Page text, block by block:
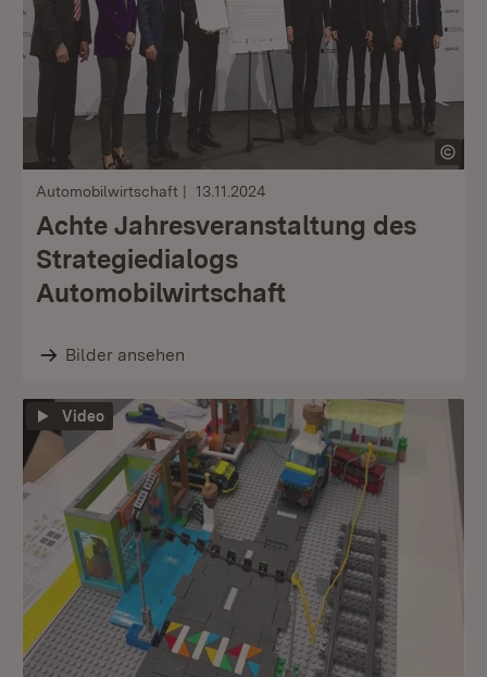
Automobilwirtschaft 13.11.2024
Achte Jahresveranstaltung des
Strategiedialogs
Automobilwirtschaft
Bilder ansehen
Video